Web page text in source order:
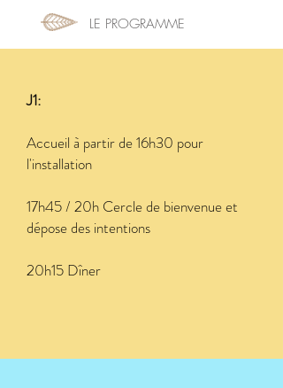
LE PROGRAMME
J1:
Accueil à partir de 16h30 pour
l'installation
17h45 / 20h Cercle de bienvenue et
dépose des intentions
20h15 Dîner